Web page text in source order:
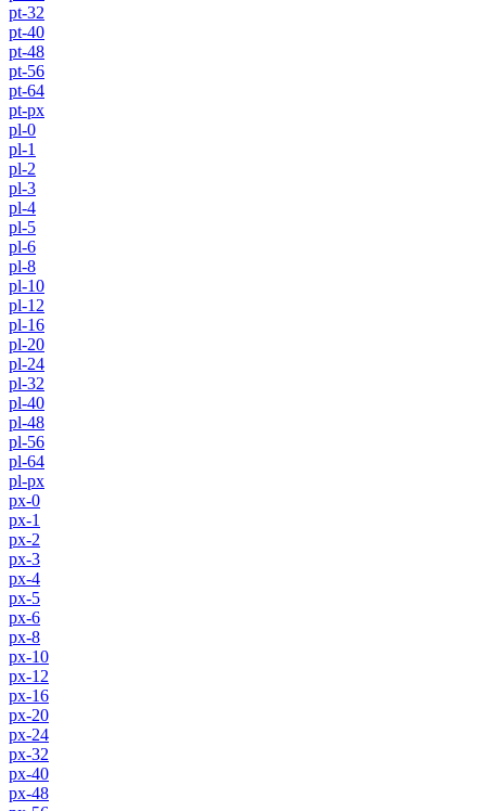
pt-32
pt-40
pt-48
pt-56
pt-64
pt-px
pl-0
pl-1
pl-2
pl-3
pl-4
pl-5
pl-6
pl-8
pl-10
pl-12
pl-16
pl-20
pl-24
pl-32
pl-40
pl-48
pl-56
pl-64
pl-px
px-0
px-1
px-2
px-3
px-4
px-5
px-6
px-8
px-10
px-12
px-16
px-20
px-24
px-32
px-40
px-48